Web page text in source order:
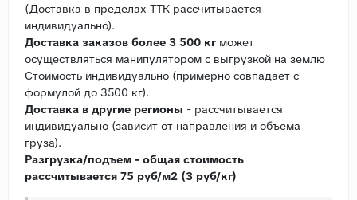
(Доставка в пределах ТТК рассчитывается
индивидуально).
Доставка заказов более 3 500 кг может
осуществляться манипулятором с выгрузкой на землю
Стоимость индивидуально (примерно совпадает с
формулой до 3500 кг).
Доставка в другие регионы - рассчитывается
индивидуально (зависит от направления и объема
груза).
Разгрузка/подъем - общая стоимость
рассчитывается 75 руб/м2 (3 руб/кг)